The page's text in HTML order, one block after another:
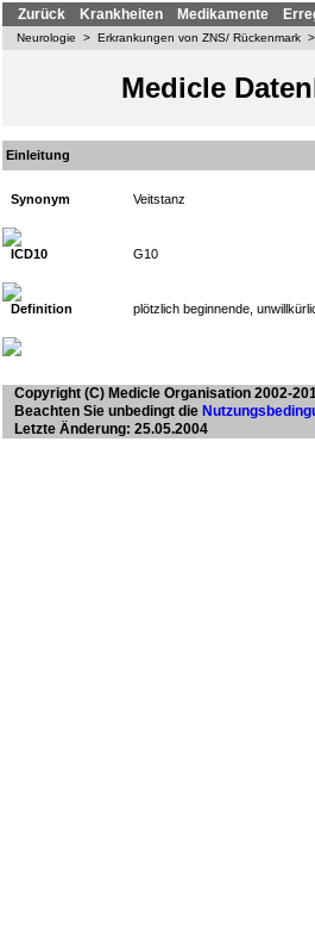
Zurück Krankheiten Medikamente
Neurologie > Erkrankungen von ZNS/ Rückenmark >
Medicle
Einleitung
Synonym Veitstanz
ICD10 G10
Definition plötzlich beginnende,
Copyright (C) Medicle Organisation 2002-
Beachten Sie unbedingt die
Letzte Änderung: 25.05.2004